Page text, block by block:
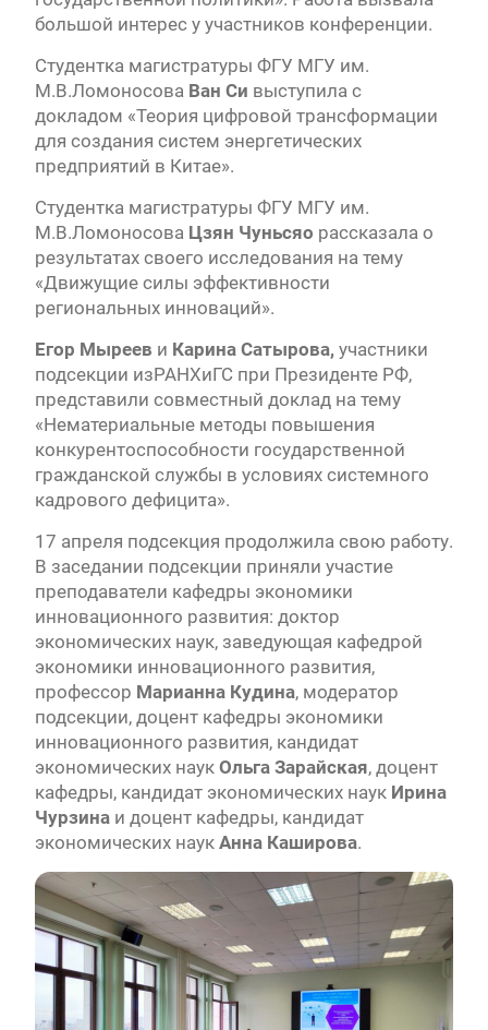
большой интерес у участников конференции.
Студентка магистратуры ФГУ МГУ им.
М.В.Ломоносова Ван Си выступила с
докладом «Теория цифровой трансформации
для создания систем энергетических
предприятий в Китае».
Студентка магистратуры ФГУ МГУ им.
М.В.Ломоносова Цзян Чуньсяо рассказала о
результатах своего исследования на тему
«Движущие силы эффективности
региональных инноваций».
Егор Мыреев и Карина Сатырова, участники
подсекции изРАНХиГС при Президенте РФ,
представили совместный доклад на тему
«Нематериальные методы повышения
конкурентоспособности государственной
гражданской службы в условиях системного
кадрового дефицита».
17 апреля подсекция продолжила свою работу.
В заседании подсекции приняли участие
преподаватели кафедры экономики
инновационного развития: доктор
экономических наук, заведующая кафедрой
экономики инновационного развития,
профессор Марианна Кудина, модератор
подсекции, доцент кафедры экономики
инновационного развития, кандидат
экономических наук Ольга Зарайская, доцент
кафедры, кандидат экономических наук Ирина
Чурзинаи доцент кафедры, кандидат
экономических наук Анна Каширова.